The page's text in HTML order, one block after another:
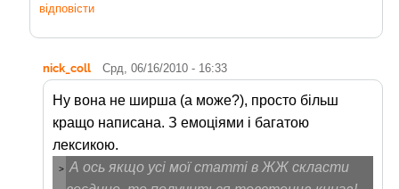
відповісти
nick_coll Срд, 06/16/2010 - 16:33
Ну вона не ширша (а може?), просто більш
кращо написана. З емоціями і багатою
лексикою.
> А ось якщо усі мої статті в ЖЖ скласти